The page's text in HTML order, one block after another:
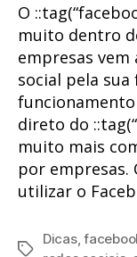
O
muito dentro
empresas
social pela
direto do
muito mais
por empresas.
utilizar o
Tags
Dicas,